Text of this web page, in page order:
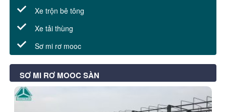
Xe trộn bê tông
Xe tải thùng
Sơ mi rơ mooc
SƠ MI RƠ MOOC SÀN